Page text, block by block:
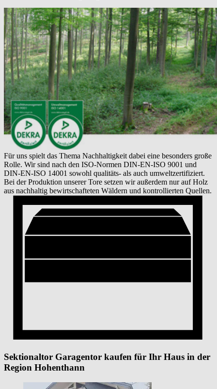
Für uns spielt das Thema Nachhaltigkeit dabei eine besonders große
Rolle. Wir sind nach den ISO-Normen DIN-EN-ISO 9001 und
DIN-EN-ISO 14001 sowohl qualitäts- als auch umweltzertifiziert.
Bei der Produktion unserer Tore setzen wir außerdem nur auf Holz
aus nachhaltig bewirtschafteten Wäldern und kontrollierten Quellen.
Sektionaltor Garagentor kaufen für Ihr Haus in der
Region Hohenthann